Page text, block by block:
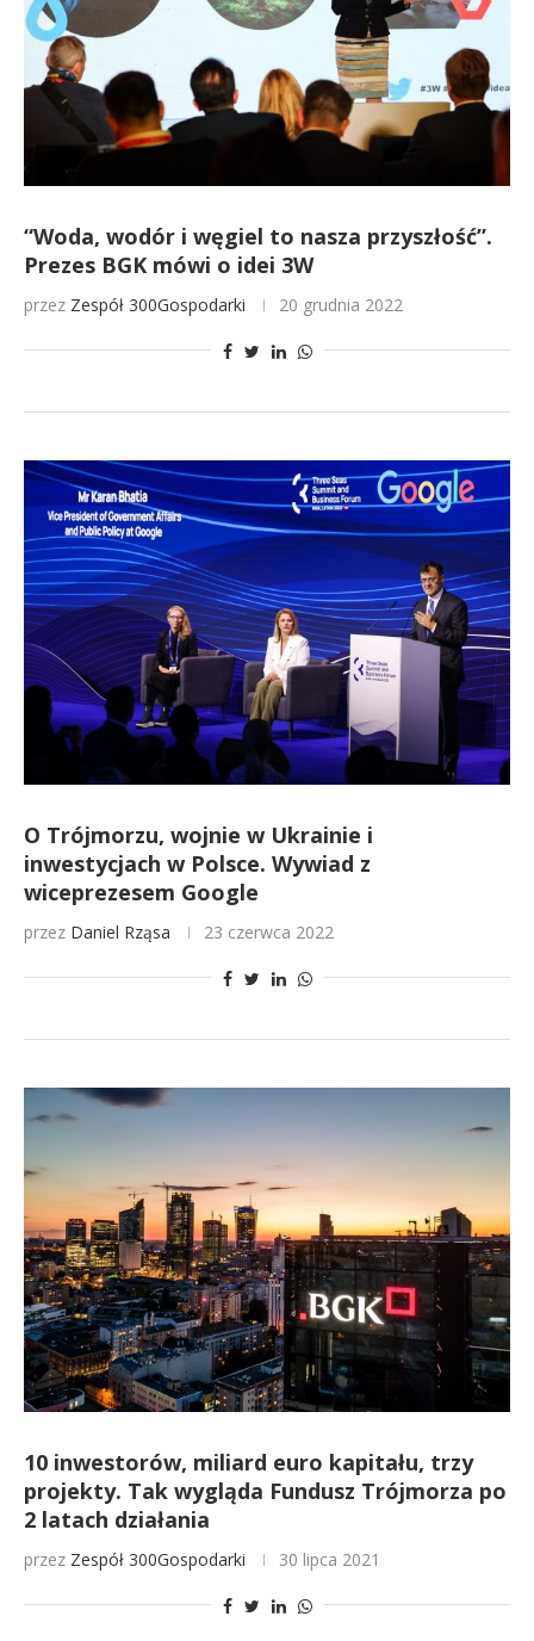
“Woda, wodór i węgiel to nasza przyszłość”.
Prezes BGK mówi o idei 3W
przez Zespół 300Gospodarki 20 grudnia 2022
O Trójmorzu, wojnie w Ukrainie i
inwestycjach w Polsce. Wywiad z
wiceprezesem Google
przez Daniel Rząsa 23 czerwca 2022
10 inwestorów, miliard euro kapitału, trzy
projekty. Tak wygląda Fundusz Trójmorza po
2 latach działania
przez Zespół 300Gospodarki 30 lipca 2021